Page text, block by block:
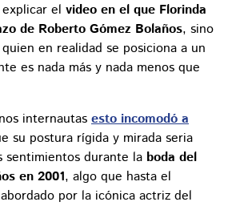
el video en el que Florinda
de Roberto Gómez Bolaños, sino
en realidad se posiciona a un
es nada más y nada menos que
internautas esto incomodó a
su postura rígida y mirada seria
sentimientos durante la boda del
en 2001, algo que hasta el
por la icónica actriz del